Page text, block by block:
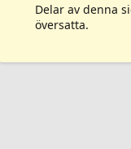
Delar av denna
översatta.